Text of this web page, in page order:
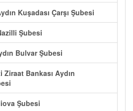
Kuşadası Çarşı Şubesi
Şubesi
Bulvar Şubesi
Bankası Aydın
Şubesi